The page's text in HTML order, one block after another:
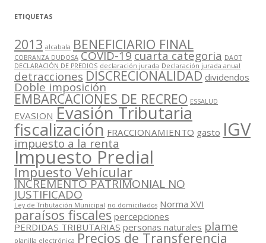
ETIQUETAS
2013 alcabala BENEFICIARIO FINAL
COBRANZA DUDOSA COVID-19cuarta categoria DAOT
DECLARACIÓN DE PREDIOS declaración jurada Declaración jurada anual
detracciones DISCRECIONALIDAD dividendos
Doble imposición
EMBARCACIONES DE RECREO ESSALUD
EVASION Evasión Tributaria
fiscalización FRACCIONAMIENTO gasto IGV
impuesto a la renta
Impuesto Predial
Impuesto Vehícular
INCREMENTO PATRIMONIAL NO
JUSTIFICADO
Ley de Tributación Municipal no domiciliados Norma XVI
paraísos fiscales percepciones
PERDIDAS TRIBUTARIAS personas naturales plame
planilla electrónica Precios de Transferencia